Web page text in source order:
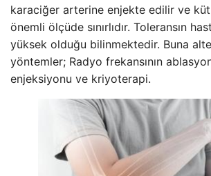
karaciğer arterine enjekte edilir ve
önemli ölçüde sınırlıdır. Toleransın
yüksek olduğu bilinmektedir. Buna
yöntemler; Radyo frekansının
enjeksiyonu ve kriyoterapi.